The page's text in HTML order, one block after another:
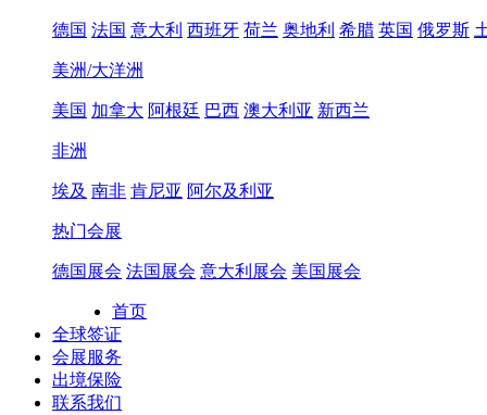
德国 法国 意大利 西班牙 荷兰 奥地利 希腊 英国 俄罗斯
美洲/大洋洲
美国 加拿大 阿根廷 巴西 澳大利亚 新西兰
非洲
埃及 南非 肯尼亚 阿尔及利亚
热门会展
德国展会 法国展会 意大利展会 美国展会
首页
全球签证
会展服务
出境保险
联系我们